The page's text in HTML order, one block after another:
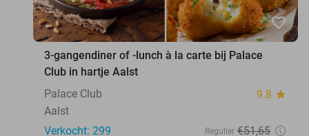
favorite_border
3-gangendiner of -lunch à la carte bij Palace
Club in hartje Aalst
Palace Club
9.8 star
Aalst
Verkocht: 299
Regulier €51,65